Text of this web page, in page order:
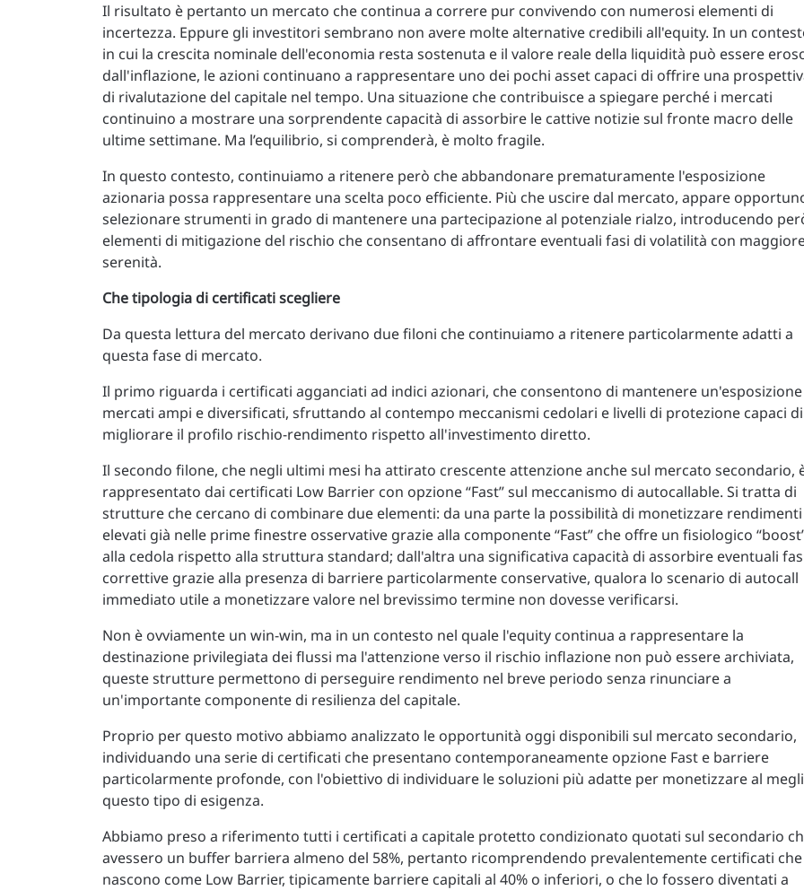
Il risultato è pertanto un mercato che continua a correre pur convivendo con numerosi elementi di
incertezza. Eppure gli investitori sembrano non avere molte alternative credibili all'equity. In un
in cui la crescita nominale dell'economia resta sostenuta e il valore reale della liquidità può essere
dall'inflazione, le azioni continuano a rappresentare uno dei pochi asset capaci di offrire una
di rivalutazione del capitale nel tempo. Una situazione che contribuisce a spiegare perché i mercati
continuino a mostrare una sorprendente capacità di assorbire le cattive notizie sul fronte macro delle
ultime settimane. Ma l’equilibrio, si comprenderà, è molto fragile.
In questo contesto, continuiamo a ritenere però che abbandonare prematuramente l'esposizione
azionaria possa rappresentare una scelta poco efficiente. Più che uscire dal mercato, appare
selezionare strumenti in grado di mantenere una partecipazione al potenziale rialzo, introducendo
elementi di mitigazione del rischio che consentano di affrontare eventuali fasi di volatilità con
serenità.
Che tipologia di certificati scegliere
Da questa lettura del mercato derivano due filoni che continuiamo a ritenere particolarmente adatti a
questa fase di mercato.
Il primo riguarda i certificati agganciati ad indici azionari, che consentono di mantenere
mercati ampi e diversificati, sfruttando al contempo meccanismi cedolari e livelli di protezione capaci di
migliorare il profilo rischio-rendimento rispetto all'investimento diretto.
Il secondo filone, che negli ultimi mesi ha attirato crescente attenzione anche sul mercato secondario,
rappresentato dai certificati Low Barrier con opzione “Fast” sul meccanismo di autocallable. Si tratta di
strutture che cercano di combinare due elementi: da una parte la possibilità di monetizzare rendimenti
elevati già nelle prime finestre osservative grazie alla componente “Fast” che offre un fisiologico
alla cedola rispetto alla struttura standard; dall'altra una significativa capacità di assorbire eventuali
correttive grazie alla presenza di barriere particolarmente conservative, qualora lo scenario di autocall
immediato utile a monetizzare valore nel brevissimo termine non dovesse verificarsi.
Non è ovviamente un win-win, ma in un contesto nel quale l'equity continua a rappresentare la
destinazione privilegiata dei flussi ma l'attenzione verso il rischio inflazione non può essere archiviata,
queste strutture permettono di perseguire rendimento nel breve periodo senza rinunciare a
un'importante componente di resilienza del capitale.
Proprio per questo motivo abbiamo analizzato le opportunità oggi disponibili sul mercato secondario,
individuando una serie di certificati che presentano contemporaneamente opzione Fast e barriere
particolarmente profonde, con l'obiettivo di individuare le soluzioni più adatte per monetizzare al
questo tipo di esigenza.
Abbiamo preso a riferimento tutti i certificati a capitale protetto condizionato quotati sul secondario
avessero un buffer barriera almeno del 58%, pertanto ricomprendendo prevalentemente certificati che
nascono come Low Barrier, tipicamente barriere capitali al 40% o inferiori, o che lo fossero diventati a